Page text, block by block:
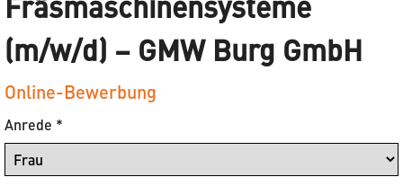
(m/w/d) – GMW Burg GmbH
Online-Bewerbung
Anrede *